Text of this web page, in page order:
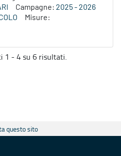
Campagne: 2025 - 2026
Misure:
1 - 4 su 6 risultati.
questo sito